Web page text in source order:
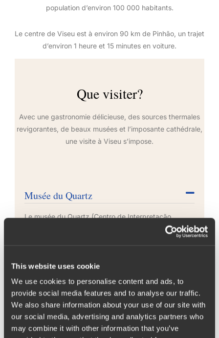
This website uses cookie
We use cookies to personalise content and ads, to
provide social media features and to analyse our traffic.
We also share information about your use of our site with
our social media, advertising and analytics partners who
may combine it with other information that you’ve
population d’environ 100 000 habitants.
Le centre de Viseu est à environ 90 km de Pinhão, un trajet
d’environ 1 heure et 15 minutes en voiture.
Que visiter?
Avec une gastronomie délicieuse, des sources thermales
revigorantes, de beaux musées et l’imposante cathédrale,
une visite à Viseu s’impose.
Musée du Quartz
Le musée du Quartz (Centro de Interpretação
Galopim de Carvalho) a été le premier musée
Vous y trouverez un centre scientifique, plusieurs
salles d’exposition, un auditorium et une
bibliothèque.
Information Générale:
Monte de Santa Luzia, 3515, Viseu